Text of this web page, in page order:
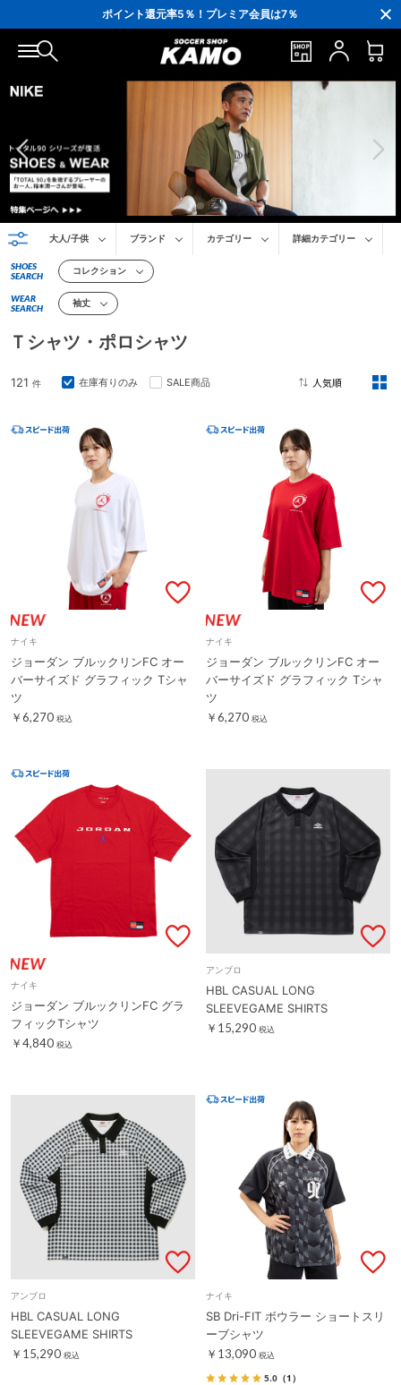
会員の方にはお誕生月に「10％OFFクーポン」プレゼント！
16,000円(税込)以上でシューズケースプレゼント！
3,300円(税込)以上で送料無料！
大人/子供 ブランド カテゴリー 詳細カテゴリー
SHOES
SEARCH
コレクション
WEAR
SEARCH
袖丈
Ｔシャツ・ポロシャツ
121 件 在庫有りのみ SALE商品
ナイキ
ジョーダン ブルックリンFC オー
バーサイズド グラフィック Tシャ
ツ
￥6,270 税込
ナイキ
ジョーダン ブルックリンFC オー
バーサイズド グラフィック Tシャ
ツ
￥6,270 税込
ナイキ
ジョーダン ブルックリンFC グラ
フィックTシャツ
￥4,840 税込
アンブロ
HBL CASUAL LONG
SLEEVEGAME SHIRTS
￥15,290 税込
アンブロ
HBL CASUAL LONG
SLEEVEGAME SHIRTS
￥15,290 税込
ナイキ
SB Dri-FIT ボウラー ショートスリ
ーブシャツ
￥13,090 税込
5.0 （1）